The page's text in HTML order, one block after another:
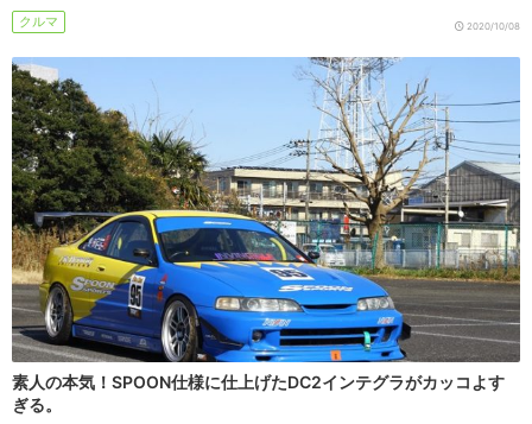
クルマ 2020/10/08
素人の本気！SPOON仕様に仕上げたDC2インテグラがカッコよす
ぎる。